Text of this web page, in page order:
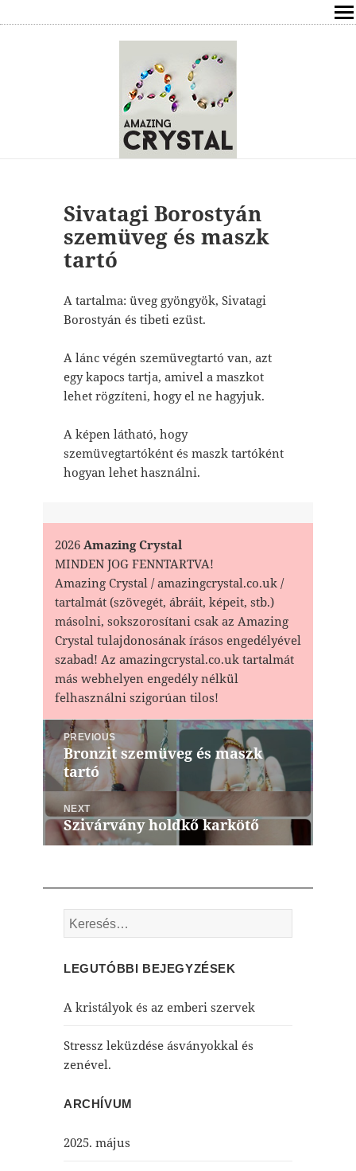
ÍRÁSOK
ÁSVÁNYOK HATÁSAI
ELÉRHETŐSÉG
ONLINE GYÓGYÍTÁS,TANÁCSADÁS
VÁSÁRLÁS / KOSÁR
Sivatagi Borostyán
szemüveg és maszk
tartó
A tartalma: üveg gyöngyök, Sivatagi
Borostyán és tibeti ezüst.
A lánc végén szemüvegtartó van, azt
egy kapocs tartja, amivel a maszkot
lehet rögzíteni, hogy el ne hagyjuk.
A képen látható, hogy
szemüvegtartóként és maszk tartóként
hogyan lehet használni.
2026Amazing Crystal
MINDEN JOG FENNTARTVA!
Amazing Crystal / amazingcrystal.co.uk /
tartalmát (szövegét, ábráit, képeit, stb.)
másolni, sokszorosítani csak az Amazing
Crystal tulajdonosának írásos engedélyével
szabad! Az amazingcrystal.co.uk tartalmát
más webhelyen engedély nélkül
felhasználni szigorúan tilos!
Bejegyzés
navigáció
PREVIOUS
Previous
post:
Bronzit szemüveg és maszk
tartó
NEXT
Next
post:
Szivárvány holdkő karkötő
Keresés:
LEGUTÓBBI BEJEGYZÉSEK
A kristályok és az emberi szervek
Stressz leküzdése ásványokkal és
zenével.
ARCHÍVUM
2025. május